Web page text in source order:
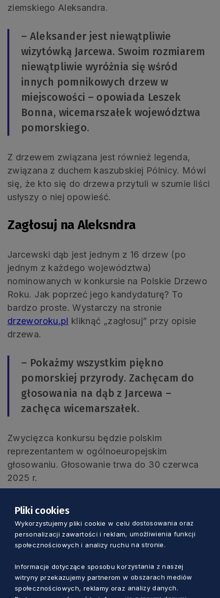
ziemskiego Aleksandra.
– Aleksander jest niewątpliwie
wizytówką Jarcewa. Swoim rozmiarem
niewątpliwie wyróżnia się wśród
innych pomnikowych drzew w
miejscowości – opowiada Leszek
Bonna, wicemarszałek województwa
pomorskiego.
Z drzewem związana jest również legenda,
związana z duchem kaszubskiej Pólnicy. Mówi
się, że kto się do drzewa przytuli w szumie liści
usłyszy o niej opowieść.
Zagłosuj na Aleksndra
Jarcewski dąb jest jednym z 16 drzew (po
jednym z każdego województwa)
nominowanych w konkursie na Polskie Drzewo
Roku. Jak poprzeć jego kandydaturę? To
bardzo proste. Wystarczy na stronie
drzeworoku.pl kliknąć „zagłosuj” przy opisie
drzewa.
– Pokażmy wszystkim piękno
pomorskiej przyrody. Zachęcam do
głosowania na dąb z Jarcewa –
zachęca wicemarszałek.
Zwycięzca konkursu będzie polskim
reprezentantem w ogólnoeuropejskim
głosowaniu. Głosowanie trwa do 30 czerwca
2025 r.
Zobacz również
Pliki cookies
Wykorzystujemy pliki cookie w celu dostosowania oraz
personalizacji zawartości i reklam, umożliwienia funkcji
społecznościowych i analizy ruchu na stronie.
Informacje dotyczące sposobu korzystania z naszej
witryny przekazujemy partnerom w obszarach mediów
społecznościowych, reklamy oraz analizy danych.